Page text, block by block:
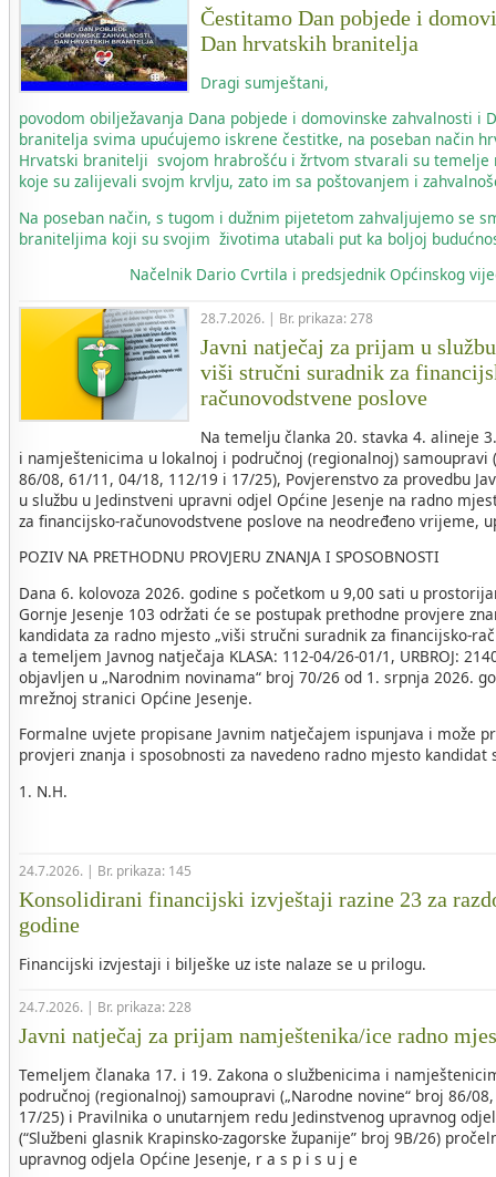
Čestitamo Dan pobjede i
Dan hrvatskih branitelja
Dragi sumještani,
povodom obilježavanja Dana pobjede i domovinske zahvalnosti i
branitelja svima upućujemo iskrene čestitke, na poseban način
Hrvatski branitelji svojom hrabrošću i žrtvom stvarali su temelje
koje su zalijevali svojm krvlju, zato im sa poštovanjem i
Na poseban način, s tugom i dužnim pijetetom zahvaljujemo se
braniteljima koji su svojim životima utabali put ka boljoj
Načelnik Dario Cvrtila i predsjednik Općinskog
28.7.2026. | Br. prikaza: 278
Javni natječaj za prijam u
viši stručni suradnik za
računovodstvene poslove
Na temelju članka 20. stavka 4. alineje
i namještenicima u lokalnoj i područnoj (regionalnoj) samoupravi
86/08, 61/11, 04/18, 112/19 i 17/25), Povjerenstvo za provedbu
u službu u Jedinstveni upravni odjel Općine Jesenje na radno
za financijsko-računovodstvene poslove na neodređeno vrijeme,
POZIV NA PRETHODNU PROVJERU ZNANJA I SPOSOBNOSTI
Dana 6. kolovoza 2026. godine s početkom u 9,00 sati u
Gornje Jesenje 103 održati će se postupak prethodne provjere
kandidata za radno mjesto „viši stručni suradnik za financijsko-
a temeljem Javnog natječaja KLASA: 112-04/26-01/1, URBROJ:
objavljen u „Narodnim novinama“ broj 70/26 od 1. srpnja 2026.
mrežnoj stranici Općine Jesenje.
Formalne uvjete propisane Javnim natječajem ispunjava i može
provjeri znanja i sposobnosti za navedeno radno mjesto
1. N.H.
24.7.2026. | Br. prikaza: 145
Konsolidirani financijski izvještaji razine 23 za
godine
Financijski izvjestaji i bilješke uz iste nalaze se u prilogu.
24.7.2026. | Br. prikaza: 228
Javni natječaj za prijam namještenika/ice radno
Temeljem članaka 17. i 19. Zakona o službenicima i
područnoj (regionalnoj) samoupravi („Narodne novine“ broj 86/
17/25) i Pravilnika o unutarnjem redu Jedinstvenog upravnog
(“Službeni glasnik Krapinsko-zagorske županije” broj 9B/26)
upravnog odjela Općine Jesenje, r a s p i s u j e